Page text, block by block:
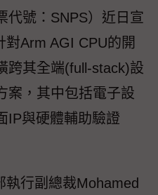
代號：SNPS）近日宣
Arm AGI CPU的開
跨其全端(full-stack)設
案，其中包括電子設
IP與硬體輔助驗證
行副總裁Mohamed